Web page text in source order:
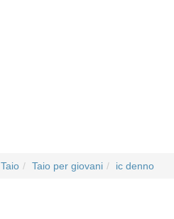
Taio Taio per giovani ic denno